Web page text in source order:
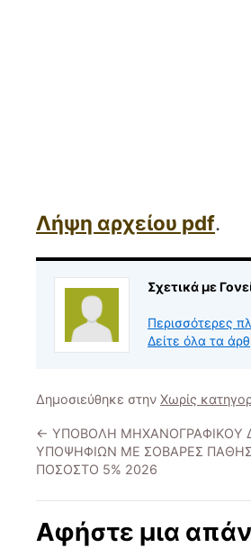
Λήψη αρχείου pdf.
Σχετικά με
Περισσότερες
Δείτε όλα τα
Δημοσιεύθηκε στην Χωρίς
← ΥΠΟΒΟΛΗ ΜΗΧΑΝΟΓΡΑΦΙΚΟΥ
ΥΠΟΨΗΦΙΩΝ ΜΕ ΣΟΒΑΡΕΣ
ΠΟΣΟΣΤΟ 5% 2026
Αφήστε μια